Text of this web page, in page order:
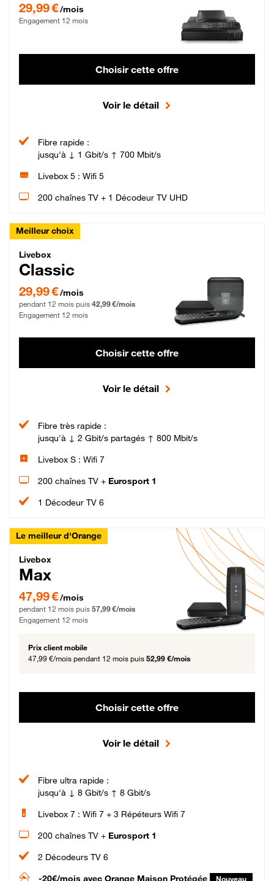
29,99 €/mois
Engagement 12 mois
Choisir cette offre
Voir le détail
Fibre rapide :
jusqu'à ↓ 1 Gbit/s ↑ 700 Mbit/s
Livebox 5 : Wifi 5
200 chaînes TV + 1 Décodeur TV UHD
Meilleur choix
Livebox Classic Fibre
Livebox
Classic
29,99 € par mois pendant 12 mois puis 42,99 € par mois, Engagement 12 mois
29,99 €/mois
pendant 12 mois puis 42,99 €/mois
Engagement 12 mois
Choisir cette offre
Voir le détail
Fibre très rapide :
jusqu'à ↓ 2 Gbit/s partagés ↑ 800 Mbit/s
Livebox S : Wifi 7
200 chaînes TV + Eurosport 1
1 Décodeur TV 6
Le meilleur d'Orange
Livebox Max Fibre
Livebox
Max
47,99 € par mois pendant 12 mois puis 57,99 € par mois, Engagement 12 mois
47,99 €/mois
pendant 12 mois puis 57,99 €/mois
Engagement 12 mois
Prix client mobile
47,99 €/mois pendant 12 mois puis 52,99 €/mois
Choisir cette offre
Voir le détail
Fibre ultra rapide :
jusqu'à ↓ 8 Gbit/s ↑ 8 Gbit/s
Livebox 7 : Wifi 7 + 3 Répéteurs Wifi 7
200 chaînes TV + Eurosport 1
2 Décodeurs TV 6
-20€/mois avec Orange Maison Protégée Nouveau